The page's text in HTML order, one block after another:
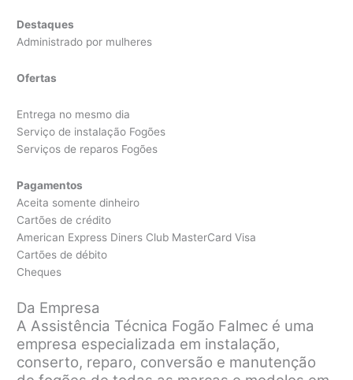
Destaques
Administrado por mulheres
Ofertas
Entrega no mesmo dia
Serviço de instalação Fogões
Serviços de reparos Fogões
Pagamentos
Aceita somente dinheiro
Cartões de crédito
American Express Diners Club MasterCard Visa
Cartões de débito
Cheques
Da Empresa
A Assistência Técnica Fogão Falmec é uma
empresa especializada em instalação,
conserto, reparo, conversão e manutenção